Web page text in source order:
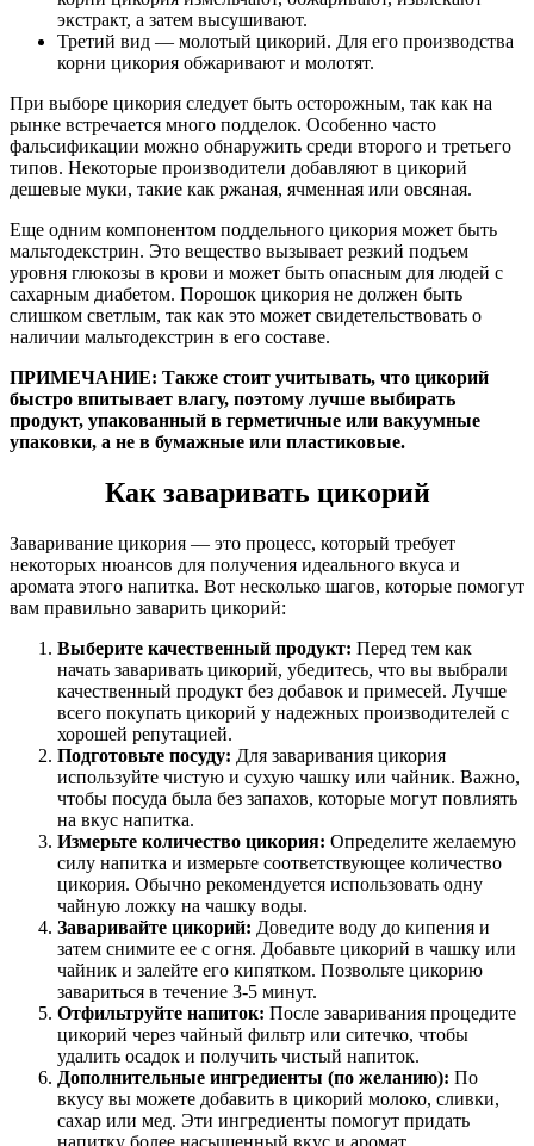
экстракт, а затем высушивают.
Третий вид — молотый цикорий. Для его производства
корни цикория обжаривают и молотят.
При выборе цикория следует быть осторожным, так как на
рынке встречается много подделок. Особенно часто
фальсификации можно обнаружить среди второго и третьего
типов. Некоторые производители добавляют в цикорий
дешевые муки, такие как ржаная, ячменная или овсяная.
Еще одним компонентом поддельного цикория может быть
мальтодекстрин. Это вещество вызывает резкий подъем
уровня глюкозы в крови и может быть опасным для людей с
сахарным диабетом. Порошок цикория не должен быть
слишком светлым, так как это может свидетельствовать о
наличии мальтодекстрин в его составе.
ПРИМЕЧАНИЕ: Также стоит учитывать, что цикорий
быстро впитывает влагу, поэтому лучше выбирать
продукт, упакованный в герметичные или вакуумные
упаковки, а не в бумажные или пластиковые.
Как заваривать цикорий
Заваривание цикория — это процесс, который требует
некоторых нюансов для получения идеального вкуса и
аромата этого напитка. Вот несколько шагов, которые помогут
вам правильно заварить цикорий:
Выберите качественный продукт: Перед тем как
начать заваривать цикорий, убедитесь, что вы выбрали
качественный продукт без добавок и примесей. Лучше
всего покупать цикорий у надежных производителей с
хорошей репутацией.
Подготовьте посуду: Для заваривания цикория
используйте чистую и сухую чашку или чайник. Важно,
чтобы посуда была без запахов, которые могут повлиять
на вкус напитка.
Измерьте количество цикория: Определите желаемую
силу напитка и измерьте соответствующее количество
цикория. Обычно рекомендуется использовать одну
чайную ложку на чашку воды.
Заваривайте цикорий: Доведите воду до кипения и
затем снимите ее с огня. Добавьте цикорий в чашку или
чайник и залейте его кипятком. Позвольте цикорию
завариться в течение 3-5 минут.
Отфильтруйте напиток: После заваривания процедите
цикорий через чайный фильтр или ситечко, чтобы
удалить осадок и получить чистый напиток.
Дополнительные ингредиенты (по желанию): По
вкусу вы можете добавить в цикорий молоко, сливки,
сахар или мед. Эти ингредиенты помогут придать
напитку более насыщенный вкус и аромат.